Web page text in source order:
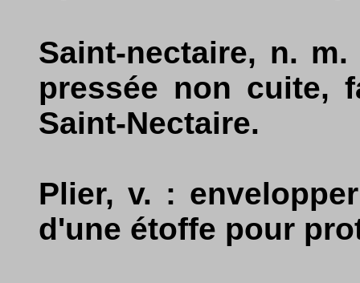
Saint-nectaire, n.
pressée non cuite,
Saint-Nectaire.
Plier, v. :
d'une étoffe pour